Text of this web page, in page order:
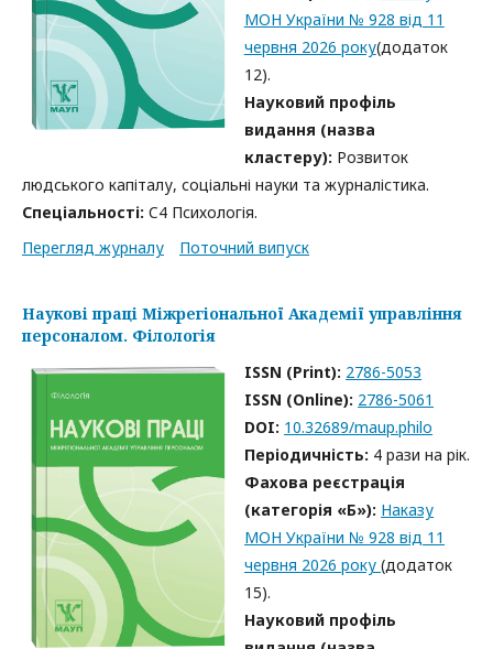
МОН України № 928 від 11
червня 2026 року(додаток
12).
Науковий профіль
видання (назва
кластеру): Розвиток
людського капіталу, соціальні науки та журналістика.
Спеціальності: C4 Психологія.
Перегляд журналу
Поточний випуск
Наукові праці Міжрегіональної Академії управління
персоналом. Філологія
ISSN (Print): 2786-5053
ISSN (Online): 2786-5061
DOI: 10.32689/maup.philo
Періодичність: 4 рази на рік.
Фахова реєстрація
(категорія «Б»): Наказу
МОН України № 928 від 11
червня 2026 року(додаток
15).
Науковий профіль